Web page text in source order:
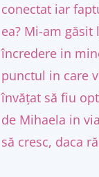
conectat iar
ea? Mi-am
încredere in
punctul in care
învățat să fiu
de Mihaela in
să cresc, daca